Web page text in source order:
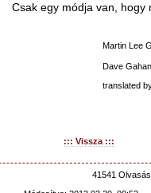
Csak egy módja van, hogy
Martin Lee
Dave Gahan
translated
::: Vissza :::
41541